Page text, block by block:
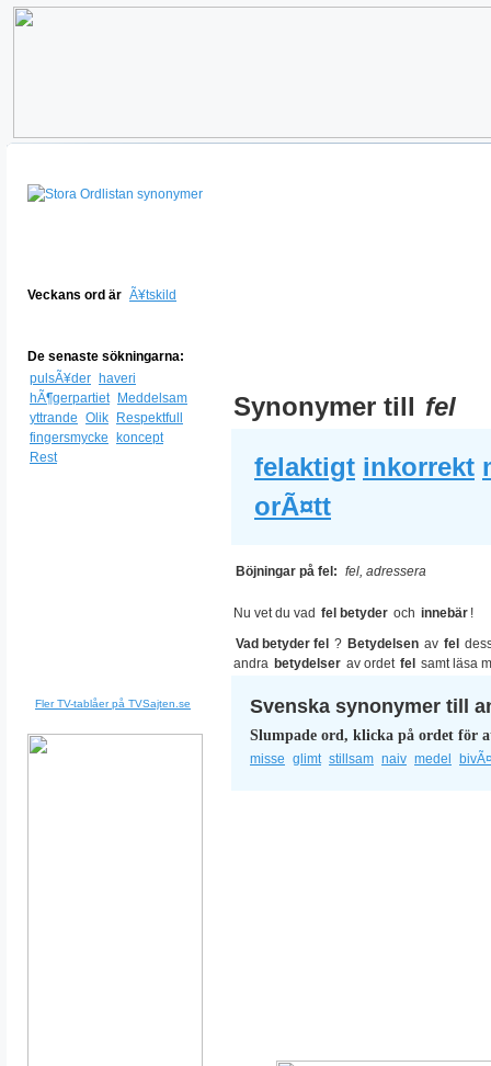
Veckans ord är Ã¥tskild
De senaste sökningarna:
pulsÃ¥der
haveri
hÃ¶gerpartiet
Meddelsam
yttrande Olik
Respektfull
fingersmycke
koncept
Rest
Fler TV-tablåer på TVSajten.se
Synonymer till fel
felaktigt inkorrekt
orÃ¤tt
Böjningar på fel: fel, adressera
Nu vet du vad fel betyder och innebär !
Vad betyder fel ? Betydelsen av fel
andra betydelser av ordet fel samt läsa
Svenska synonymer till
Slumpade ord, klicka på ordet för
misse glimt stillsam naiv medel